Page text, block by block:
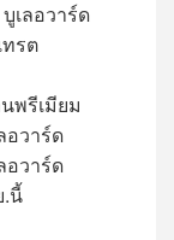
เลอวาร์ด
ทรต
พรีเมียม
อวาร์ด
อวาร์ด
.นี้